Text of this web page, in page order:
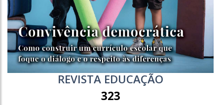
REVISTA EDUCAÇÃO
323